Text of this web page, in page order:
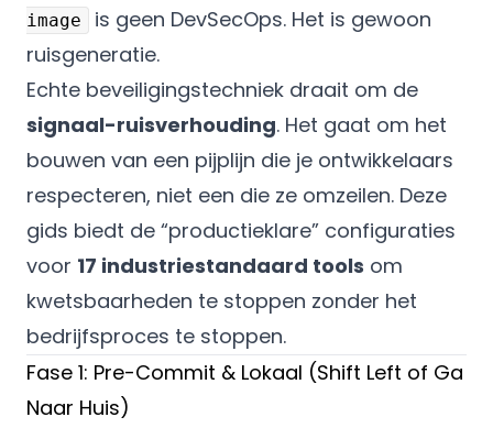
image
is geen DevSecOps. Het is gewoon
ruisgeneratie.
Echte beveiligingstechniek draait om de
signaal-ruisverhouding. Het gaat om het
bouwen van een pijplijn die je ontwikkelaars
respecteren, niet een die ze omzeilen. Deze
gids biedt de “productieklare” configuraties
voor 17 industriestandaard tools om
kwetsbaarheden te stoppen zonder het
bedrijfsproces te stoppen.
Fase 1: Pre-Commit & Lokaal (Shift Left of Ga
Naar Huis)